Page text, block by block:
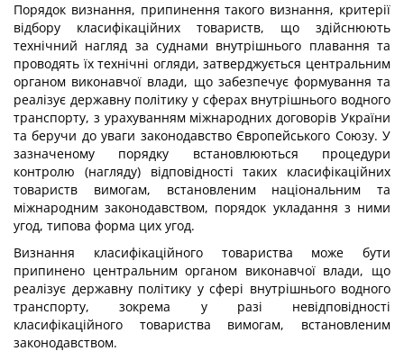
Порядок визнання, припинення такого визнання, критерії
відбору класифікаційних товариств, що здійснюють
технічний нагляд за суднами внутрішнього плавання та
проводять їх технічні огляди, затверджується центральним
органом виконавчої влади, що забезпечує формування та
реалізує державну політику у сферах внутрішнього водного
транспорту, з урахуванням міжнародних договорів України
та беручи до уваги законодавство Європейського Союзу. У
зазначеному порядку встановлюються процедури
контролю (нагляду) відповідності таких класифікаційних
товариств вимогам, встановленим національним та
міжнародним законодавством, порядок укладання з ними
угод, типова форма цих угод.
Визнання класифікаційного товариства може бути
припинено центральним органом виконавчої влади, що
реалізує державну політику у сфері внутрішнього водного
транспорту, зокрема у разі невідповідності
класифікаційного товариства вимогам, встановленим
законодавством.